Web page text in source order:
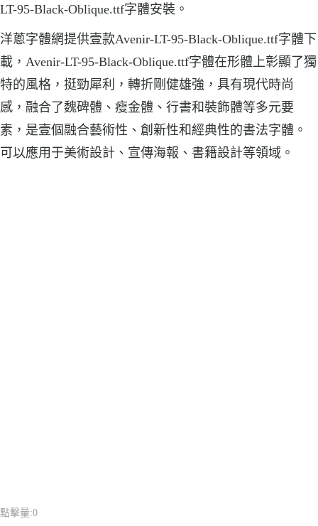
LT-95-Black-Oblique.ttf字體安裝。
洋蔥字體網提供壹款Avenir-LT-95-Black-Oblique.ttf字體下
載，Avenir-LT-95-Black-Oblique.ttf字體在形體上彰顯了獨
特的風格，挺勁犀利，轉折剛健雄強，具有現代時尚
感，融合了魏碑體、瘦金體、行書和裝飾體等多元要
素，是壹個融合藝術性、創新性和經典性的書法字體。
可以應用于美術設計、宣傳海報、書籍設計等領域。
點擊量:0